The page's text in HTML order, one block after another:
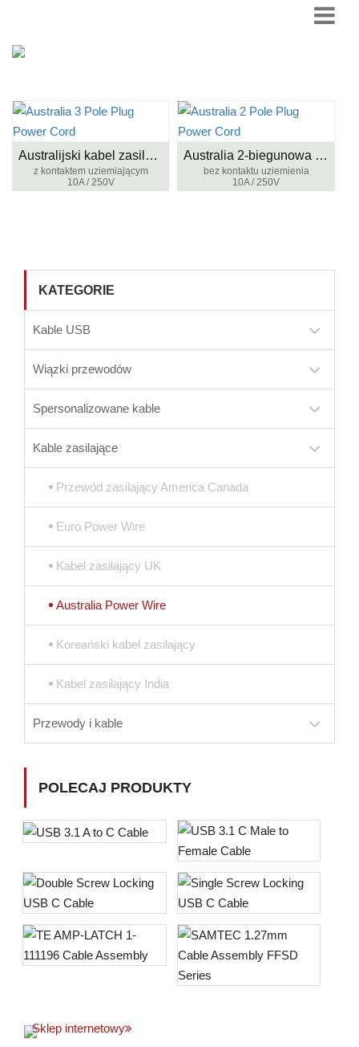
Australijski kabel zasilający z 3 biegunami
z kontaktem uziemiającym
10A / 250V
Australia 2-biegunowa wtyczka zasilająca
bez kontaktu uziemienia
10A / 250V
KATEGORIE
Kable USB
Wiązki przewodów
Spersonalizowane kable
Kable zasilające
Przewód zasilający America Canada
Euro Power Wire
Kabel zasilający UK
Australia Power Wire
Koreański kabel zasilający
Kabel zasilający India
Przewody i kable
POLECAJ PRODUKTY
Sklep internetowy